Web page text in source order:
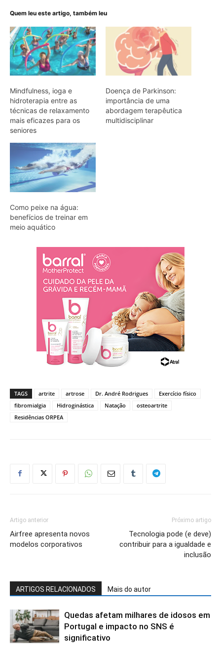
Quem leu este artigo, também leu
Mindfulness, ioga e
hidroterapia entre as
técnicas de relaxamento
mais eficazes para os
seniores
Doença de Parkinson:
importância de uma
abordagem terapêutica
multidisciplinar
Como peixe na água:
benefícios de treinar em
meio aquático
TAGS artrite artrose Dr. André Rodrigues
Exercício físico
fibromialgia
Hidroginástica Natação
osteoartrite
Residências ORPEA
Artigo anterior
Airfree apresenta novos
modelos corporativos
Próximo artigo
Tecnologia pode (e deve)
contribuir para a igualdade e
inclusão
ARTIGOS RELACIONADOS Mais do autor
Quedas afetam milhares de idosos em
Portugal e impacto no SNS é
significativo